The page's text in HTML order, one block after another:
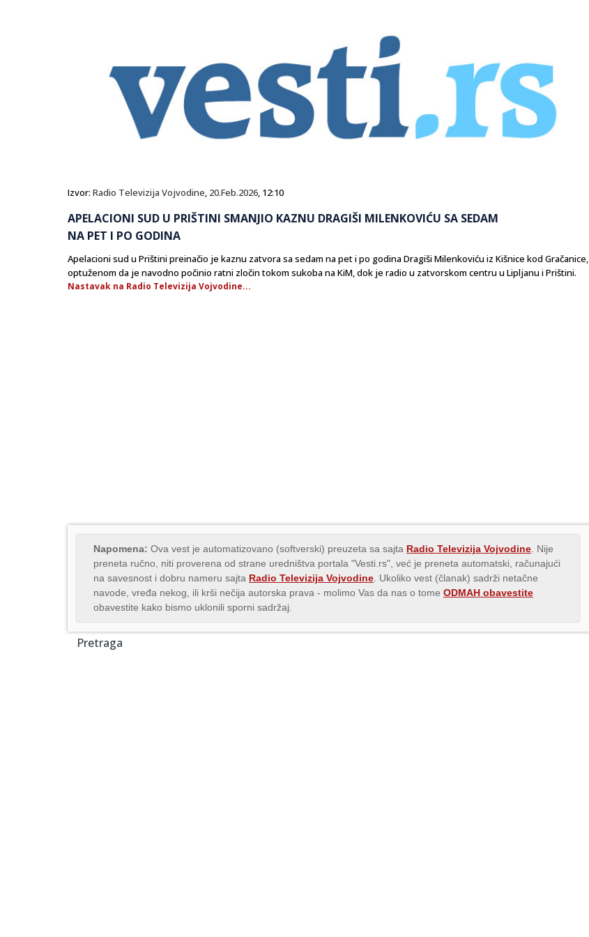
Izvor: Radio Televizija Vojvodine, 20.Feb.2026, 12:10
APELACIONI SUD U PRIŠTINI SMANJIO KAZNU DRAGIŠI MILENKOVIĆU SA SEDAM
NA PET I PO GODINA
Apelacioni sud u Prištini preinačio je kaznu zatvora sa sedam na pet i po godina Dragiši Milenkoviću iz Kišnice kod Gračanice,
optuženom da je navodno počinio ratni zločin tokom sukoba na KiM, dok je radio u zatvorskom centru u Lipljanu i Prištini.
Nastavak na Radio Televizija Vojvodine...
Napomena: Ova vest je automatizovano (softverski) preuzeta sa sajta Radio Televizija Vojvodine . Nije
preneta ručno, niti proverena od strane uredništva portala "Vesti.rs", već je preneta automatski, računajući
na savesnost i dobru nameru sajta Radio Televizija Vojvodine . Ukoliko vest (članak) sadrži netačne
navode, vređa nekog, ili krši nečija autorska prava - molimo Vas da nas o tome ODMAH obavestite
obavestite kako bismo uklonili sporni sadržaj.
Pretraga